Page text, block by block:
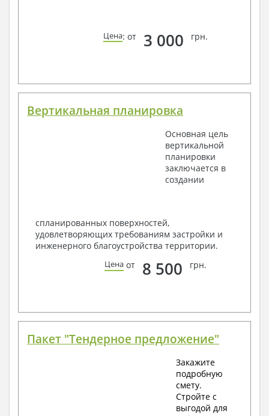
Цена: от 3 000 грн.
Вертикальная планировка
Основная цель
вертикальной
планировки
заключается в
создании
спланированных поверхностей,
удовлетворяющих требованиям застройки и
инженерного благоустройства территории.
Цена от 8 500 грн.
Пакет "Тендерное предложение"
Закажите
подробную
смету.
Стройте с
выгодой для